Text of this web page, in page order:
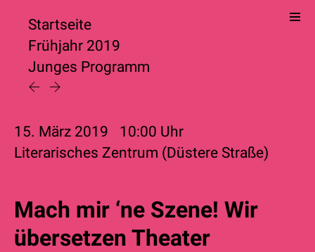
Startseite
Frühjahr 2019
Junges Programm
15. März 2019 10:00 Uhr
Literarisches Zentrum (Düstere Straße)
Mach mir ‘ne Szene! Wir
übersetzen Theater